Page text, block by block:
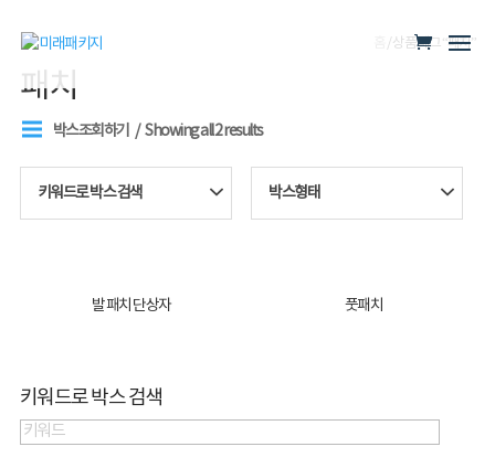
/ 상품 태그 “패치”
패치
박스조회하기 Showing all 2 results
키워드로 박스 검색 박스형태
발 패치 단상자 풋패치
키워드로 박스 검색